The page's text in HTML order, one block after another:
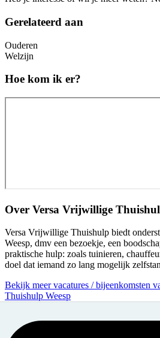
Gerelateerd aan
Ouderen
Welzijn
Hoe kom ik er?
Over Versa Vrijwillige
Versa Vrijwillige Thuishulp biedt
Weesp, dmv een bezoekje, een
praktische hulp: zoals tuinieren,
doel dat iemand zo lang mogelijk
Bekijk meer vacatures / bijeenkomsten
Thuishulp Weesp